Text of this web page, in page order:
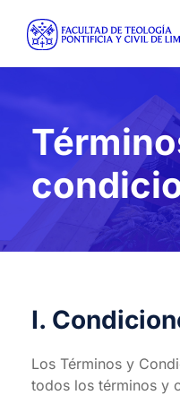
I.
Los Términos y
todos los términos y